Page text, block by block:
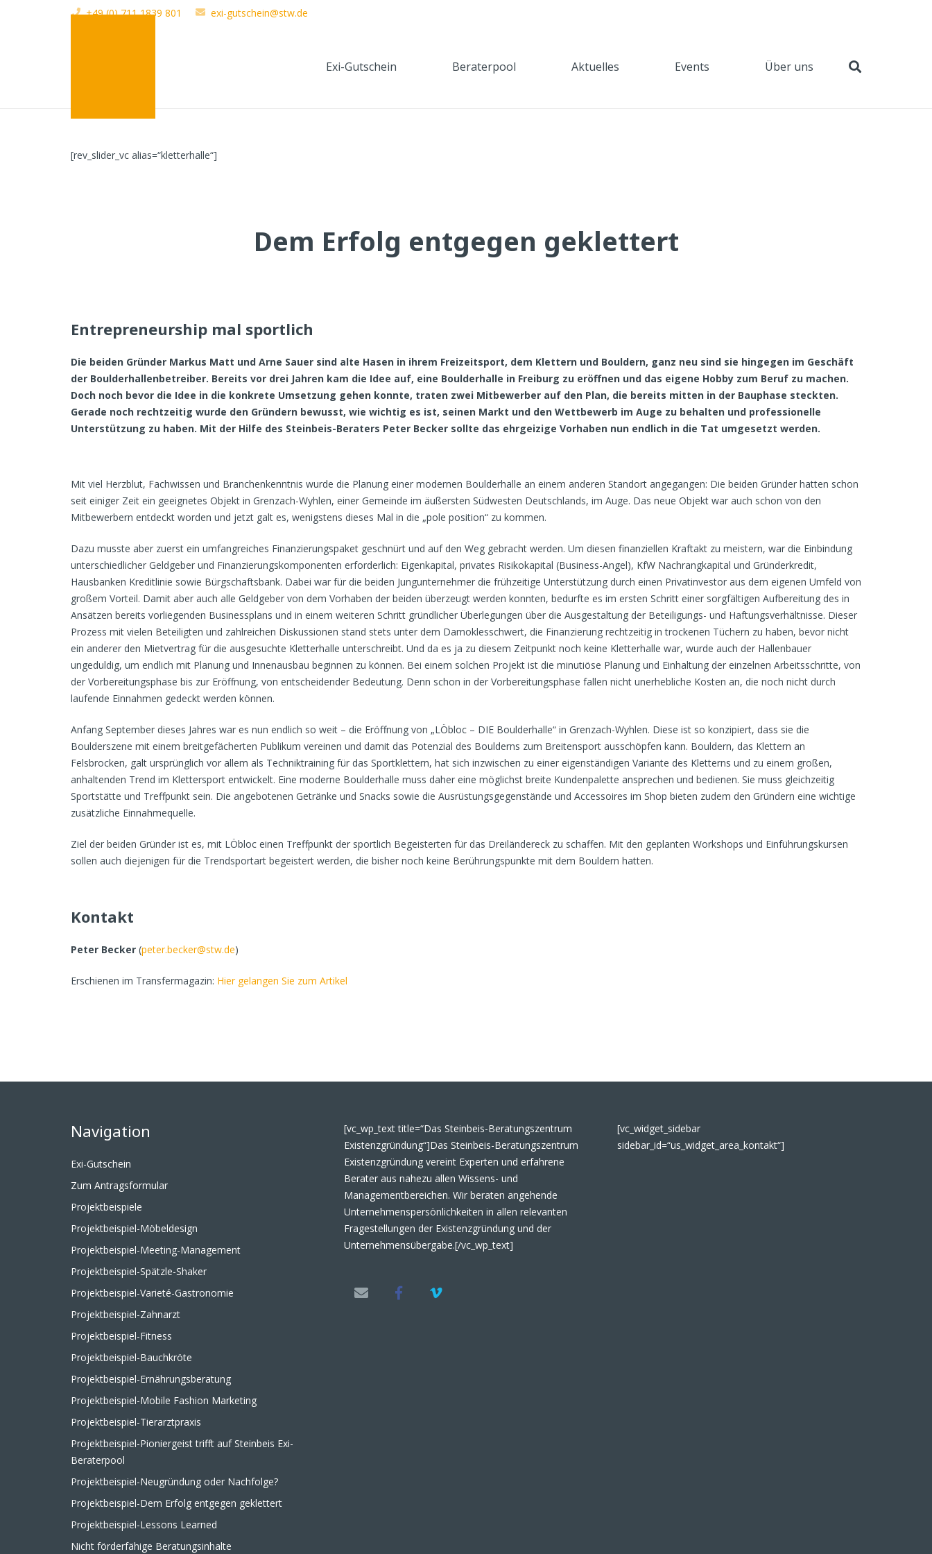
+49 (0) 711 1839 801 exi-gutschein@stw.de
Exi-Gutschein Beraterpool Aktuelles Events Über uns
[rev_slider_vc alias=“kletterhalle“]
Dem Erfolg entgegen geklettert
Entrepreneurship mal sportlich
Die beiden Gründer Markus Matt und Arne Sauer sind alte Hasen in ihrem Freizeitsport, dem Klettern und Bouldern, ganz neu sind sie hingegen im Geschäft
der Boulderhallenbetreiber. Bereits vor drei Jahren kam die Idee auf, eine Boulderhalle in Freiburg zu eröffnen und das eigene Hobby zum Beruf zu machen.
Doch noch bevor die Idee in die konkrete Umsetzung gehen konnte, traten zwei Mitbewerber auf den Plan, die bereits mitten in der Bauphase steckten.
Gerade noch rechtzeitig wurde den Gründern bewusst, wie wichtig es ist, seinen Markt und den Wettbewerb im Auge zu behalten und professionelle
Unterstützung zu haben. Mit der Hilfe des Steinbeis-Beraters Peter Becker sollte das ehrgeizige Vorhaben nun endlich in die Tat umgesetzt werden.
Mit viel Herzblut, Fachwissen und Branchenkenntnis wurde die Planung einer modernen Boulderhalle an einem anderen Standort angegangen: Die beiden Gründer hatten schon
seit einiger Zeit ein geeignetes Objekt in Grenzach-Wyhlen, einer Gemeinde im äußersten Südwesten Deutschlands, im Auge. Das neue Objekt war auch schon von den
Mitbewerbern entdeckt worden und jetzt galt es, wenigstens dieses Mal in die „pole position“ zu kommen.
Dazu musste aber zuerst ein umfangreiches Finanzierungspaket geschnürt und auf den Weg gebracht werden. Um diesen finanziellen Kraftakt zu meistern, war die Einbindung
unterschiedlicher Geldgeber und Finanzierungskomponenten erforderlich: Eigenkapital, privates Risikokapital (Business-Angel), KfW Nachrangkapital und Gründerkredit,
Hausbanken Kreditlinie sowie Bürgschaftsbank. Dabei war für die beiden Jungunternehmer die frühzeitige Unterstützung durch einen Privatinvestor aus dem eigenen Umfeld von
großem Vorteil. Damit aber auch alle Geldgeber von dem Vorhaben der beiden überzeugt werden konnten, bedurfte es im ersten Schritt einer sorgfältigen Aufbereitung des in
Ansätzen bereits vorliegenden Businessplans und in einem weiteren Schritt gründlicher Überlegungen über die Ausgestaltung der Beteiligungs- und Haftungsverhältnisse. Dieser
Prozess mit vielen Beteiligten und zahlreichen Diskussionen stand stets unter dem Damoklesschwert, die Finanzierung rechtzeitig in trockenen Tüchern zu haben, bevor nicht
ein anderer den Mietvertrag für die ausgesuchte Kletterhalle unterschreibt. Und da es ja zu diesem Zeitpunkt noch keine Kletterhalle war, wurde auch der Hallenbauer
ungeduldig, um endlich mit Planung und Innenausbau beginnen zu können. Bei einem solchen Projekt ist die minutiöse Planung und Einhaltung der einzelnen Arbeitsschritte, von
der Vorbereitungsphase bis zur Eröffnung, von entscheidender Bedeutung. Denn schon in der Vorbereitungsphase fallen nicht unerhebliche Kosten an, die noch nicht durch
laufende Einnahmen gedeckt werden können.
Anfang September dieses Jahres war es nun endlich so weit – die Eröffnung von „LÖbloc – DIE Boulderhalle“ in Grenzach-Wyhlen. Diese ist so konzipiert, dass sie die
Boulderszene mit einem breitgefächerten Publikum vereinen und damit das Potenzial des Boulderns zum Breitensport ausschöpfen kann. Bouldern, das Klettern an
Felsbrocken, galt ursprünglich vor allem als Techniktraining für das Sportklettern, hat sich inzwischen zu einer eigenständigen Variante des Kletterns und zu einem großen,
anhaltenden Trend im Klettersport entwickelt. Eine moderne Boulderhalle muss daher eine möglichst breite Kundenpalette ansprechen und bedienen. Sie muss gleichzeitig
Sportstätte und Treffpunkt sein. Die angebotenen Getränke und Snacks sowie die Ausrüstungsgegenstände und Accessoires im Shop bieten zudem den Gründern eine wichtige
zusätzliche Einnahmequelle.
Ziel der beiden Gründer ist es, mit LÖbloc einen Treffpunkt der sportlich Begeisterten für das Dreiländereck zu schaffen. Mit den geplanten Workshops und Einführungskursen
sollen auch diejenigen für die Trendsportart begeistert werden, die bisher noch keine Berührungspunkte mit dem Bouldern hatten.
Kontakt
Peter Becker (peter.becker@stw.de)
Erschienen im Transfermagazin: Hier gelangen Sie zum Artikel
Navigation
Exi-Gutschein
Zum Antragsformular
Projektbeispiele
Projektbeispiel-Möbeldesign
Projektbeispiel-Meeting-Management
Projektbeispiel-Spätzle-Shaker
Projektbeispiel-Varieté-Gastronomie
Projektbeispiel-Zahnarzt
Projektbeispiel-Fitness
Projektbeispiel-Bauchkröte
Projektbeispiel-Ernährungsberatung
Projektbeispiel-Mobile Fashion Marketing
Projektbeispiel-Tierarztpraxis
Projektbeispiel-Pioniergeist trifft auf Steinbeis Exi-
Beraterpool
Projektbeispiel-Neugründung oder Nachfolge?
Projektbeispiel-Dem Erfolg entgegen geklettert
Projektbeispiel-Lessons Learned
Nicht förderfähige Beratungsinhalte
[vc_wp_text title=“Das Steinbeis-Beratungszentrum
Existenzgründung“]Das Steinbeis-Beratungszentrum
Existenzgründung vereint Experten und erfahrene
Berater aus nahezu allen Wissens- und
Managementbereichen. Wir beraten angehende
Unternehmenspersönlichkeiten in allen relevanten
Fragestellungen der Existenzgründung und der
Unternehmensübergabe.[/vc_wp_text]
[vc_widget_sidebar
sidebar_id=“us_widget_area_kontakt“]